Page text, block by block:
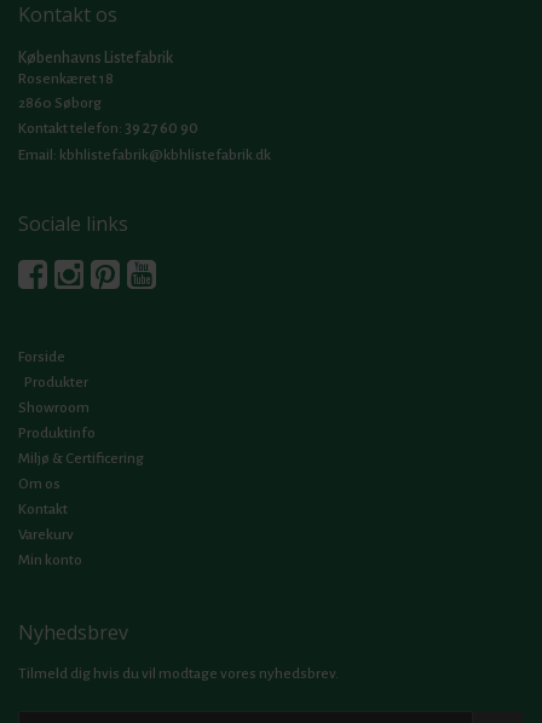
Kontakt os
Københavns Listefabrik
Rosenkæret 18
2860 Søborg
Kontakt telefon: 39 27 60 90
Email: kbhlistefabrik@kbhlistefabrik.dk
Sociale links
Forside
Produkter
Showroom
Produktinfo
Miljø & Certificering
Om os
Kontakt
Varekurv
Min konto
Nyhedsbrev
Tilmeld dig hvis du vil modtage vores nyhedsbrev.